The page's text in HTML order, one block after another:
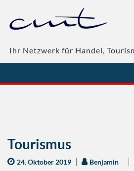
content
Ihr Netzwerk für Handel,
Tourismus
24. Oktober 2019 Benjamin